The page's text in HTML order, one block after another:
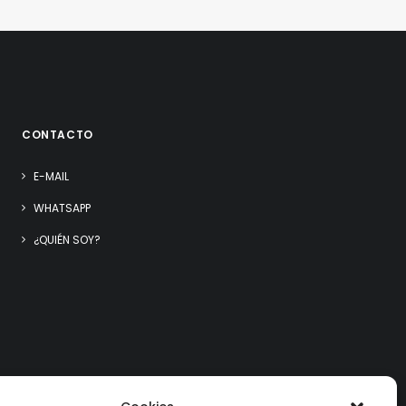
CONTACTO
E-MAIL
WHATSAPP
¿QUIÉN SOY?